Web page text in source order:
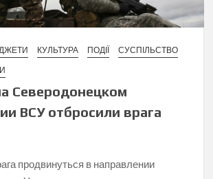
КУЛЬТУРА ПОДІЇ
СУСПІЛЬСТВО
Северодонецком
ВСУ отбросили врага
продвинуться в направлении